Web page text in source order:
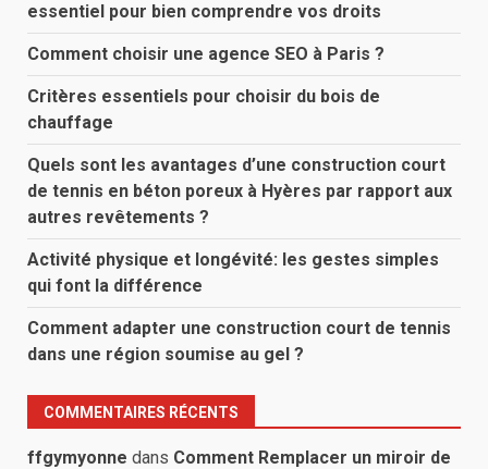
essentiel pour bien comprendre vos droits
Comment choisir une agence SEO à Paris ?
Critères essentiels pour choisir du bois de
chauffage
Quels sont les avantages d’une construction court
de tennis en béton poreux à Hyères par rapport aux
autres revêtements ?
Activité physique et longévité: les gestes simples
qui font la différence
Comment adapter une construction court de tennis
dans une région soumise au gel ?
COMMENTAIRES RÉCENTS
ffgymyonne dans Comment Remplacer un miroir de